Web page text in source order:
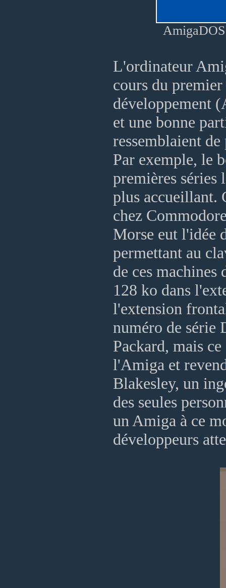
L'ordinateur
cours du premier
développement
et une bonne
ressemblaient
Par exemple, le
premières séries
plus accueillant.
chez
Morse eut l'idée
permettant au
de ces machines
128 ko dans
l'extension
numéro de série
Packard, mais
l'Amiga et
Blakesley, un
des seules
un Amiga à ce
développeurs